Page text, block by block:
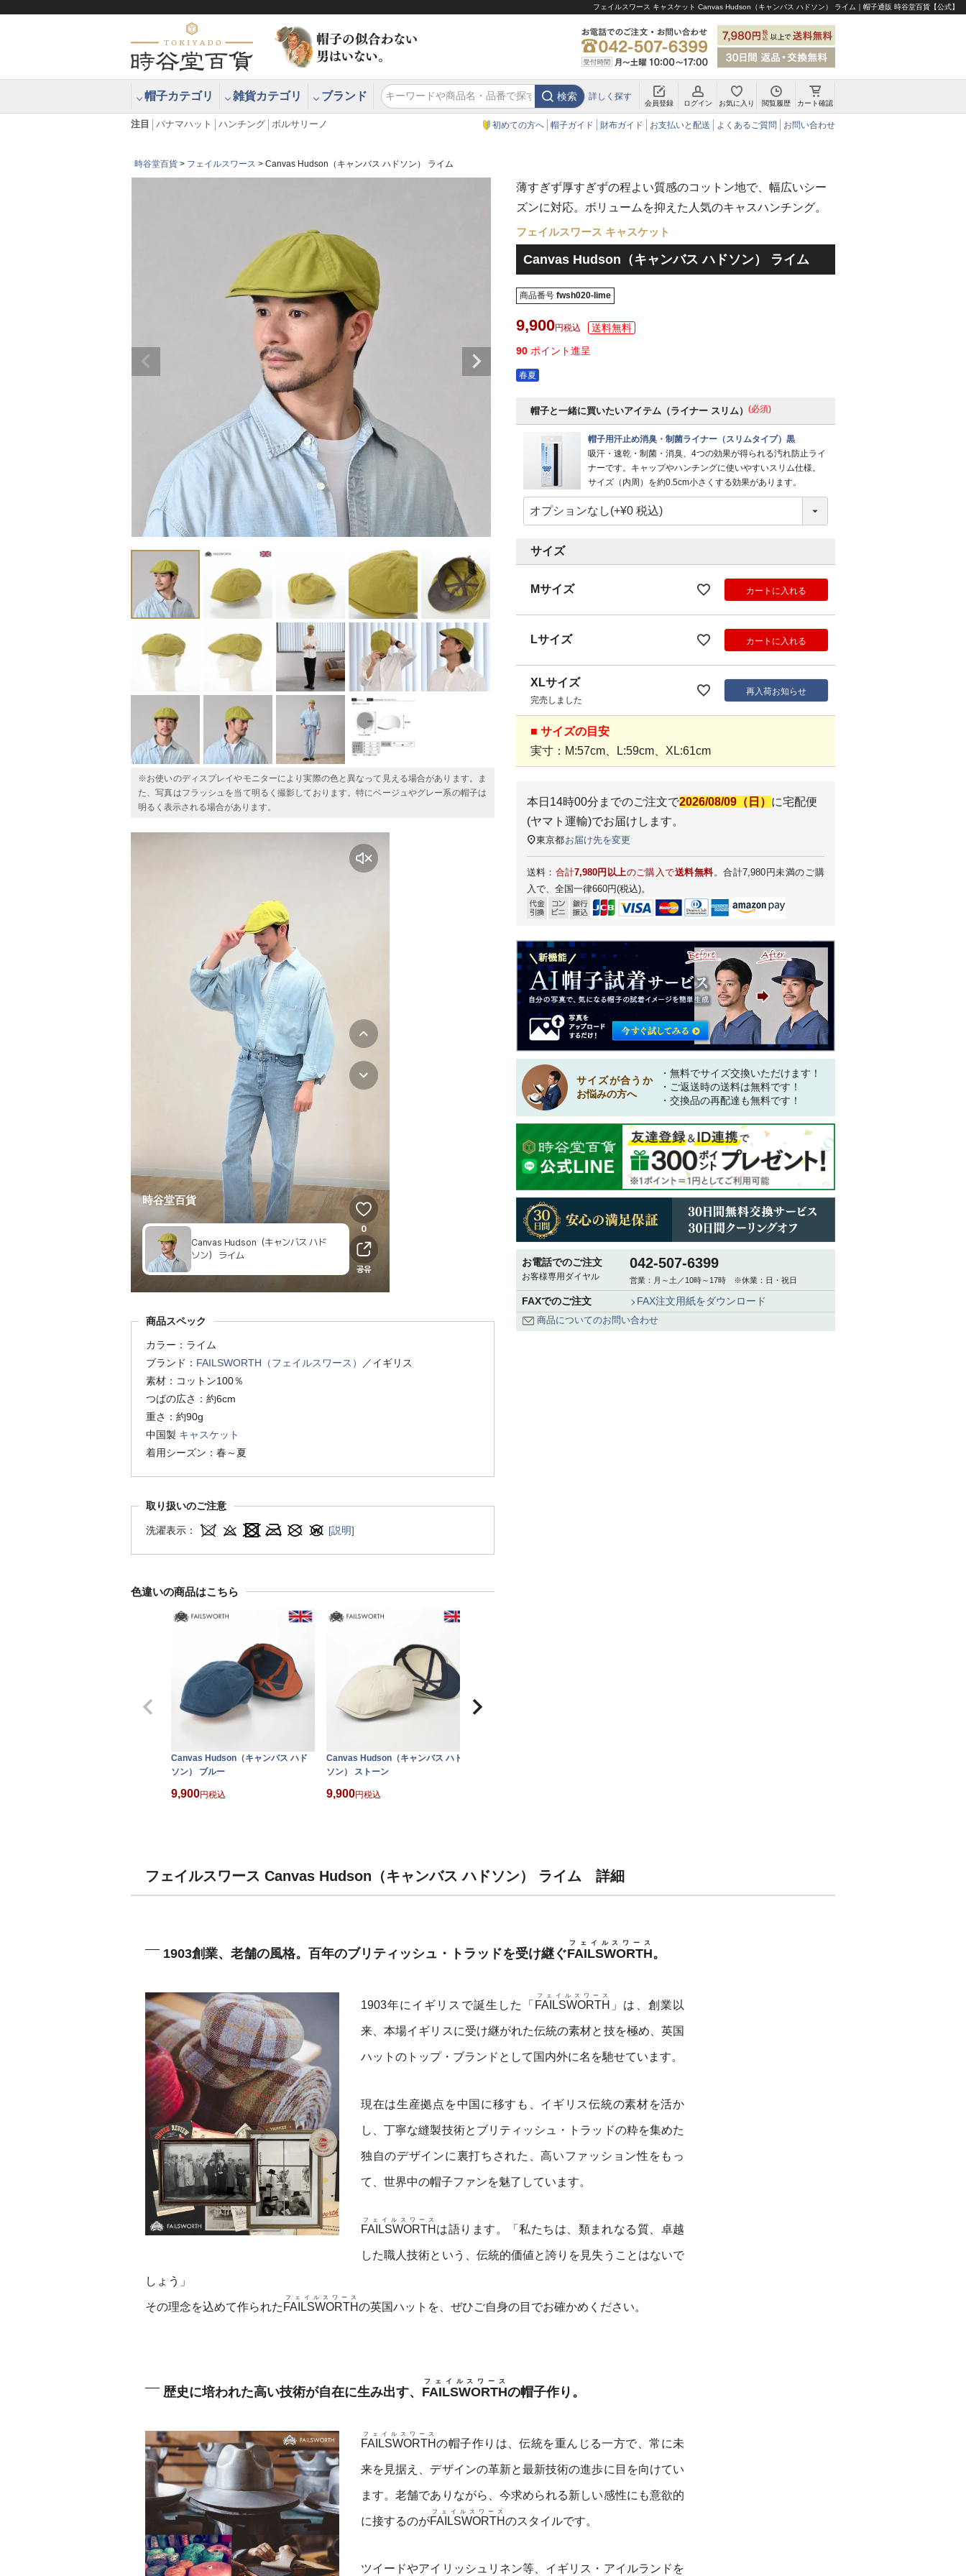
フェイルスワース キャスケット Canvas Hudson（キャンバス ハドソン） ライム｜帽子通販 時谷堂百貨【公式】
帽子カテゴリ 雑貨カテゴリ ブランド 検索 詳しく探す
会員登録 ログイン お気に入り 閲覧履歴 カート確認
注目 パナマハット ハンチング ボルサリーノ 初めての方へ 帽子ガイド 財布ガイド お支払いと配送 よくあるご質問 お問い合わせ
時谷堂百貨 フェイルスワース Canvas Hudson（キャンバス ハドソン） ライム
※お使いのディスプレイやモニターにより実際の色と異なって見える場合があります。ま
た、写真はフラッシュを当て明るく撮影しております。特にベージュやグレー系の帽子は
明るく表示される場合があります。
商品スペック
カラー：ライム
ブランド： FAILSWORTH（フェイルスワース）
／イギリス
素材：コットン100％
つばの広さ：約6cm
重さ：約90g
中国製 キャスケット
着用シーズン：春～夏
取り扱いのご注意
洗濯表示： [説明]
色違いの商品はこちら
Canvas Hudson（キャンバス ハド
ソン） ブルー
9,900 税込
Canvas Hudson（キャンバス ハド
ソン） ストーン
9,900 税込
薄すぎず厚すぎずの程よい質感のコットン地で、幅広いシー
ズンに対応。ボリュームを抑えた人気のキャスハンチング。
フェイルスワース キャスケット
Canvas Hudson（キャンバス ハドソン） ライム
商品番号 fwsh020-lime
9,900 税込
90 ポイント進呈
春夏
帽子と一緒に買いたいアイテム（ライナー スリム） (必須)
帽子用汗止め消臭・制菌ライナー（スリムタイプ）黒
吸汗・速乾・制菌・消臭、4つの効果が得られる汚れ防止ライ
ナーです。キャップやハンチングに使いやすいスリム仕様。
サイズ（内周）を約0.5cm小さくする効果があります。
サイズ
Mサイズ カートに入れる
Lサイズ カートに入れる
XLサイズ
完売しました
再入荷お知らせ
■ サイズの目安
実寸：M:57cm、L:59cm、XL:61cm
本日 14時00分 までのご注文で2026/08/09（日） に宅配便
(ヤマト運輸)でお届けします。
東京都お届け先を変更
送料： 合計7,980円以上のご購入で送料無料。合計7,980円未満のご購
入で、全国一律660円(税込)。
サイズが合うか
お悩みの方へ
・無料でサイズ交換いただけます！
・ご返送時の送料は無料です！
・交換品の再配達も無料です！
お電話でのご注文
お客様専用ダイヤル
042-507-6399
営業：月～土／10時～17時 ※休業：日・祝日
FAXでのご注文 FAX注文用紙をダウンロード
商品についてのお問い合わせ
フェイルスワース Canvas Hudson（キャンバス ハドソン） ライム 詳細
1903創業、老舗の風格。百年のブリティッシュ・トラッドを受け継ぐFAILSWORTH
フェイルスワース
。
1903年にイギリスで誕生した「 FAILSWORTH
フェイルスワース
」は、創業以
来、本場イギリスに受け継がれた伝統の素材と技を極め、英国
ハットのトップ・ブランドとして国内外に名を馳せています。
現在は生産拠点を中国に移すも、イギリス伝統の素材を活か
し、丁寧な縫製技術とブリティッシュ・トラッドの粋を集めた
独自のデザインに裏打ちされた、高いファッション性をもっ
て、世界中の帽子ファンを魅了しています。
FAILSWORTH
フェイルスワース
は語ります。「私たちは、類まれなる質、卓越
した職人技術という、伝統的価値と誇りを見失うことはないで
しょう」
その理念を込めて作られた FAILSWORTH
フェイルスワース
の英国ハットを、ぜひご自身の目でお確かめください。
歴史に培われた高い技術が自在に生み出す、 FAILSWORTH
フェイルスワース
の帽子作り。
FAILSWORTH
フェイルスワース
の帽子作りは、伝統を重んじる一方で、常に未
来を見据え、デザインの革新と最新技術の進歩に目を向けてい
ます。老舗でありながら、今求められる新しい感性にも意欲的
に接するのがFAILSWORTH
フェイルスワース
のスタイルです。
ツイードやアイリッシュリネン等、イギリス・アイルランドを